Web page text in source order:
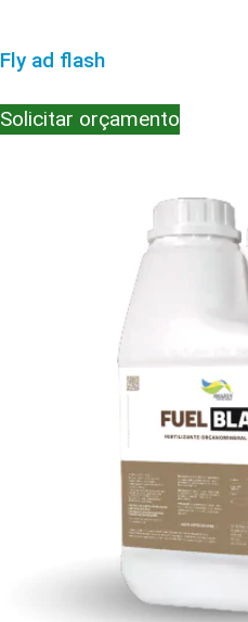
Fly ad flash
Solicitar orçamento